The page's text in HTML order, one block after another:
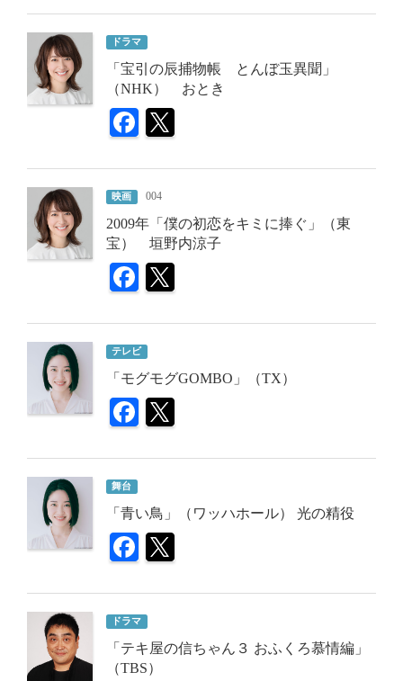
ドラマ
「宝引の辰捕物帳 とんぼ玉異聞」
（NHK） おとき
映画 004
2009年「僕の初恋をキミに捧ぐ」（東
宝） 垣野内涼子
テレビ
「モグモグGOMBO」（TX）
舞台
「青い鳥」（ワッハホール） 光の精役
ドラマ
「テキ屋の信ちゃん３ おふくろ慕情編」
（TBS）